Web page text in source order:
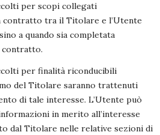
per scopi collegati
contratto tra il Titolare e l’Utente
a quando sia completata
contratto.
per finalità riconducibili
del Titolare saranno trattenuti
di tale interesse. L’Utente può
in merito all’interesse
dal Titolare nelle relative sezioni di